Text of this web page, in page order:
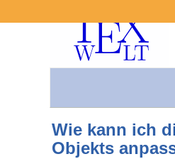
Wie kann ich
Objekts